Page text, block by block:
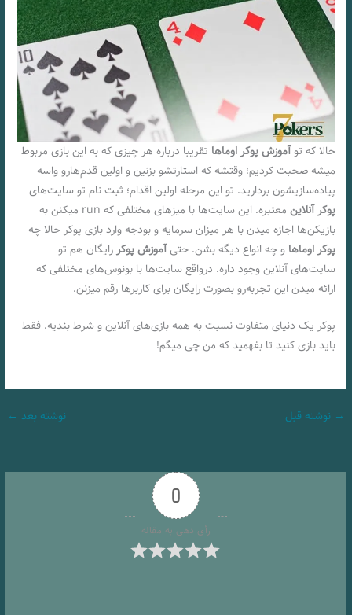
حالا که توآموزش پوکر اوماها تقریبا درباره هر چیزی که به این بازی مربوط
میشه صحبت کردیم؛ وقتشه که استارتشو بزنین و اولین قدم‌هارو واسه
پیاده‌سازیشون بردارید. تو این مرحله اولین اقدام؛ ثبت نام تو سایت‌های
پوکر آنلاین
معتبره. این سایت‌ها با میزهای مختلفی که run میکنن به
بازیکن‌ها اجازه میدن با هر میزان سرمایه و بودجه وارد بازی پوکر حالا چه
پوکر اوماها و چه انواع دیگه بشن. حتیآموزش پوکر رایگان هم تو
سایت‌های آنلاین وجود داره. درواقع سایت‌ها با بونوس‌های مختلفی که
ارائه میدن این تجربه‌رو بصورت رایگان برای کاربرها رقم میزنن.
پوکر یک دنیای متفاوت نسبت به همه بازی‌های آنلاین و شرط بندیه. فقط
باید بازی کنید تا بفهمید که من چی میگم!
→ نوشته قبل نوشته بعد ←
0
رأی دهی به مقاله